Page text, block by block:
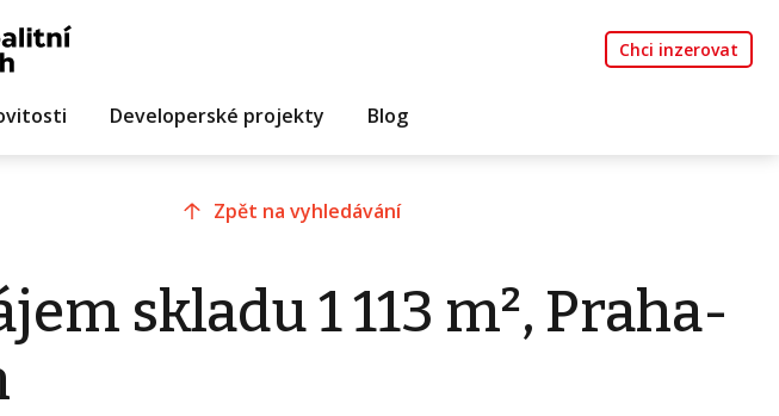
Chci inzerovat
Developerské projekty Blog
Zpět na vyhledávání
skladu 1 113 m², Praha-